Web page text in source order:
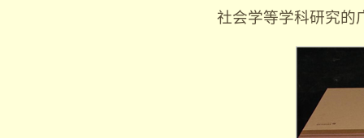
社会学等学科研究的